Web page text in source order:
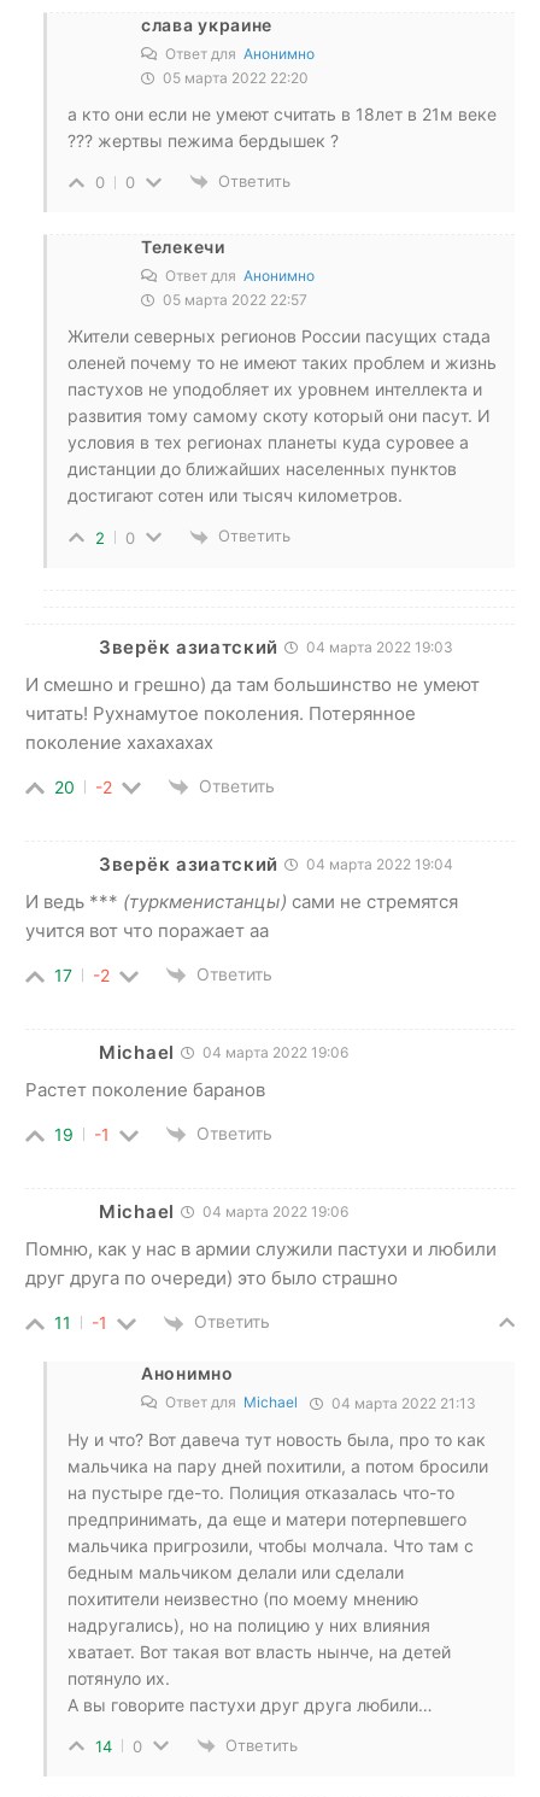
слава украине
Ответ для Анонимно
05 марта 2022 22:20
а кто они если не умеют считать в 18лет в 21м веке
??? жертвы пежима бердышек ?
0 0 Ответить
Телекечи
Ответ для Анонимно
05 марта 2022 22:57
Жители северных регионов России пасущих стада
оленей почему то не имеют таких проблем и жизнь
пастухов не уподобляет их уровнем интеллекта и
развития тому самому скоту который они пасут. И
условия в тех регионах планеты куда суровее а
дистанции до ближайших населенных пунктов
достигают сотен или тысяч километров.
2 0 Ответить
Зверёк азиатский 04 марта 2022 19:03
И смешно и грешно) да там большинство не умеют
читать! Рухнамутое поколения. Потерянное
поколение хахахахах
20 -2 Ответить
Зверёк азиатский 04 марта 2022 19:04
И ведь *** (туркменистанцы) сами не стремятся
учится вот что поражает аа
17 -2 Ответить
Michael 04 марта 2022 19:06
Растет поколение баранов
19 -1 Ответить
Michael 04 марта 2022 19:06
Помню, как у нас в армии служили пастухи и любили
друг друга по очереди) это было страшно
11 -1 Ответить
Анонимно
Ответ для Michael 04 марта 2022 21:13
Ну и что? Вот давеча тут новость была, про то как
мальчика на пару дней похитили, а потом бросили
на пустыре где-то. Полиция отказалась что-то
предпринимать, да еще и матери потерпевшего
мальчика пригрозили, чтобы молчала. Что там с
бедным мальчиком делали или сделали
похитители неизвестно (по моему мнению
надругались), но на полицию у них влияния
хватает. Вот такая вот власть нынче, на детей
потянуло их.
А вы говорите пастухи друг друга любили…
14 0 Ответить